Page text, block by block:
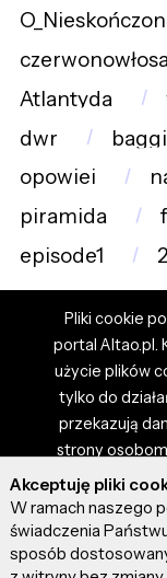
Atlantyda
dwr
opowiei
piramida
episode1
Pliki cookie
portal Altao.pl.
użycie plików
tylko do
przekazują
strony
zdjęciami i
własnością
portalu nie
Akceptuję pliki
W ramach naszego
świadczenia
sposób